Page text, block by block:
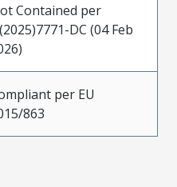
Contained per
DC (04 Feb
per EU
863